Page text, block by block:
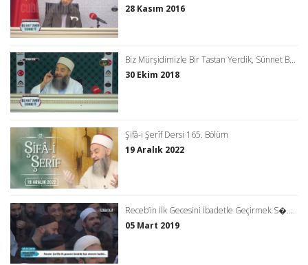
28 Kasım 2016
Biz Mürşidimizle Bir Tastan Yerdik, Sünnet B...
30 Ekim 2018
Şifâ-i Şerîf Dersi 165. Bölüm
19 Aralık 2022
Receb’in İlk Gecesini İbadetle Geçirmek S�...
05 Mart 2019